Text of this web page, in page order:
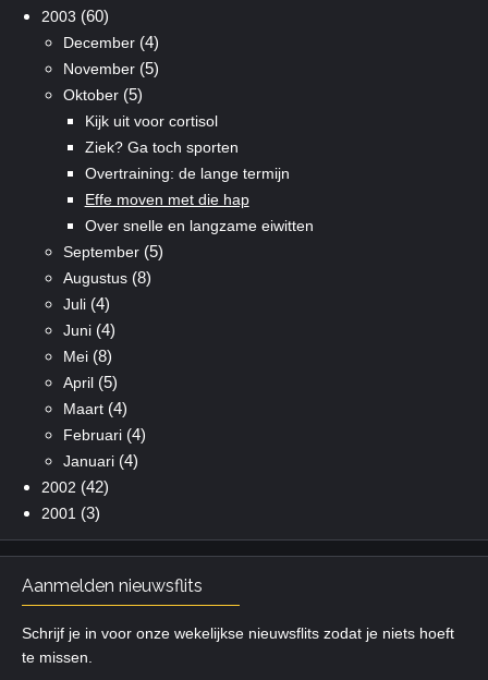
2003 (60)
December(4)
November(5)
Oktober(5)
Kijk uit voor cortisol
Ziek? Ga toch sporten
Overtraining: de lange termijn
Effe moven met die hap
Over snelle en langzame eiwitten
September(5)
Augustus(8)
Juli(4)
Juni(4)
Mei(8)
April(5)
Maart(4)
Februari(4)
Januari(4)
2002 (42)
2001 (3)
Aanmelden nieuwsflits
Schrijf je in voor onze wekelijkse nieuwsflits zodat je niets hoeft
te missen.